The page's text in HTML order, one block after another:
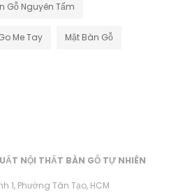
Gỗ Nguyên Tấm
Me Tay Mặt Bàn Gỗ
NỘI THẤT BÀN GỖ TỰ NHIÊN
1, Phường Tân Tạo, HCM